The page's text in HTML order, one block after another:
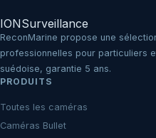
IONSurveillance
ReconMarine propose une
professionnelles pour particuliers
suédoise, garantie 5 ans.
PRODUITS
Toutes les caméras
Caméras Bullet